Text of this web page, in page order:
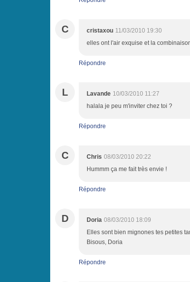
C cristaxou 11/03/2010 19:30
elles ont l'air exquise et la
Répondre
L Lavande 10/03/2010 11:27
halala je peu m'inviter chez toi ?
Répondre
C Chris 08/03/2010 20:22
Hummm ça me fait très envie !
Répondre
D Doria 08/03/2010 18:09
Elles sont bien mignones tes petites
Bisous, Doria
Répondre